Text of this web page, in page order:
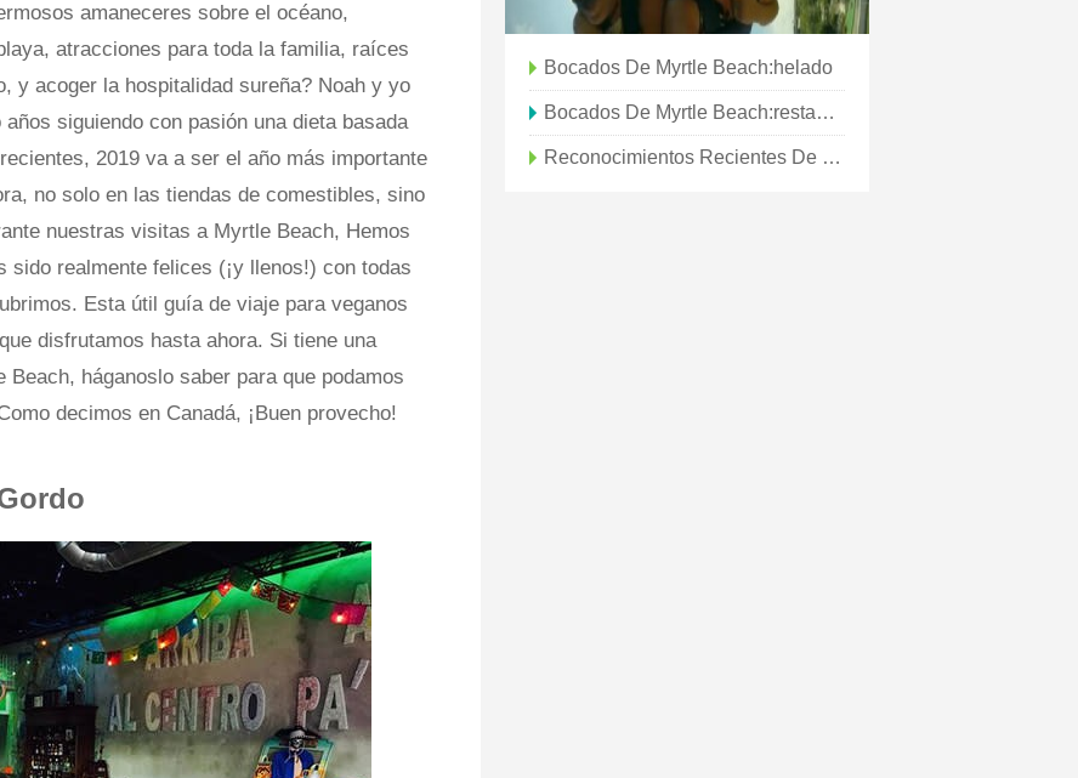
amaneceres sobre el océano,
atracciones para toda la familia, raíces
y acoger la hospitalidad sureña? Noah y yo
siguiendo con pasión una dieta basada
2019 va a ser el año más importante
no solo en las tiendas de comestibles, sino
nuestras visitas a Myrtle Beach, Hemos
sido realmente felices (¡y llenos!) con todas
Esta útil guía de viaje para veganos
disfrutamos hasta ahora. Si tiene una
háganoslo saber para que podamos
decimos en Canadá, ¡Buen provecho!
Bocados De Myrtle Beach:helado
Bocados De Myrtle Beach:restaurantes Históricos De Myrtle Beach
Reconocimientos Recientes De Myrtle Beach En 2021